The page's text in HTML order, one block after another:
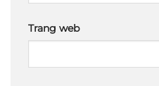
Trang web